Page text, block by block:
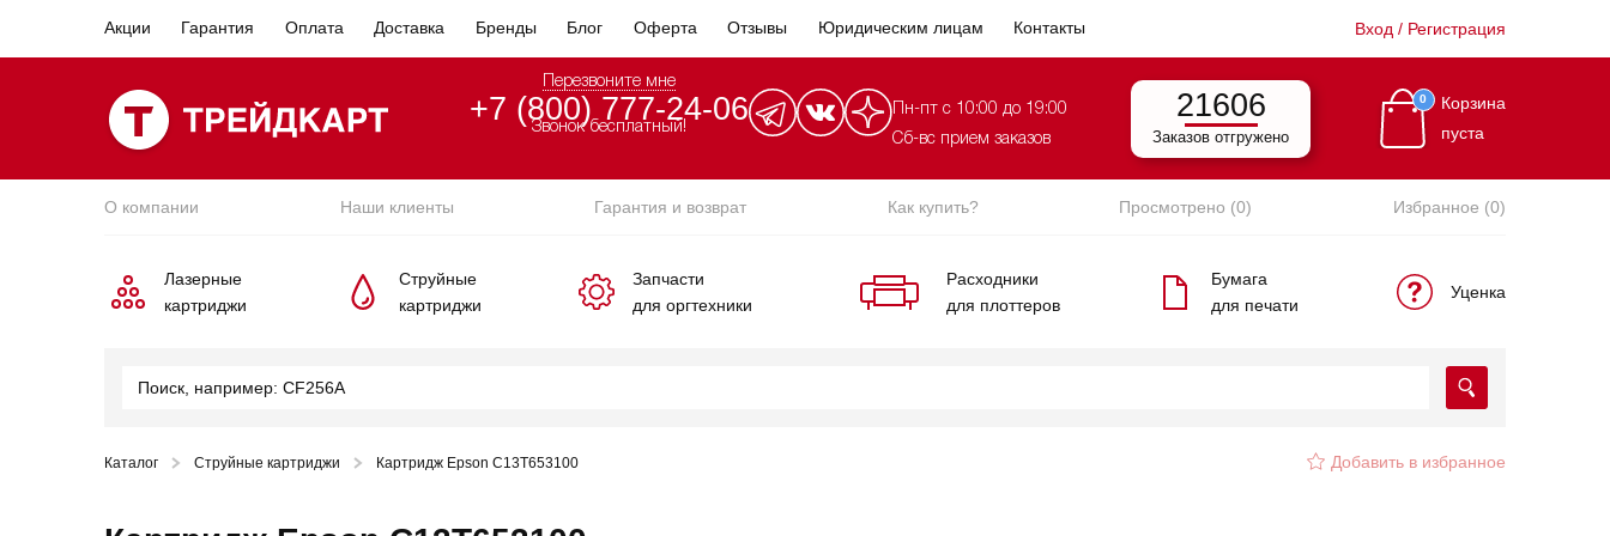
Акции Гарантия Оплата Доставка Бренды Блог Оферта Отзывы Юридическим лицам Контакты Вход / Регистрация
Перезвоните мне
+7 (800) 777-24-06
Звонок бесплатный!
Пн-пт с 10:00 до 19:00
Сб-вс прием заказов
21606
Заказов отгружено
0
Корзина
пуста
О компании Наши клиенты Гарантия и возврат Как купить? Просмотрено (0) Избранное (0)
Лазерные
картриджи
Струйные
картриджи
Запчасти
для оргтехники
Расходники
для плоттеров
Бумага
для печати
Уценка
Каталог Струйные картриджи Картридж Epson C13T653100 Добавить в избранное